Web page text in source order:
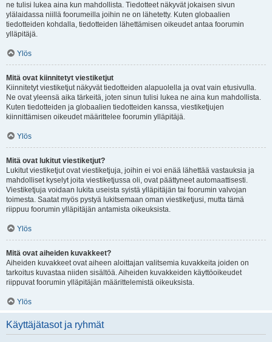
ne tulisi lukea aina kun mahdollista. Tiedotteet näkyvät jokaisen sivun
ylälaidassa niillä foorumeilla joihin ne on lähetetty. Kuten globaalien
tiedotteiden kohdalla, tiedotteiden lähettämisen oikeudet antaa foorumin
ylläpitäjä.
Ylös
Mitä ovat kiinnitetyt viestiketjut
Kiinnitetyt viestiketjut näkyvät tiedotteiden alapuolella ja ovat vain etusivulla.
Ne ovat yleensä aika tärkeitä, joten sinun tulisi lukea ne aina kun mahdollista.
Kuten tiedotteiden ja globaalien tiedotteiden kanssa, viestiketjujen
kiinnittämisen oikeudet määrittelee foorumin ylläpitäjä.
Ylös
Mitä ovat lukitut viestiketjut?
Lukitut viestiketjut ovat viestiketjuja, joihin ei voi enää lähettää vastauksia ja
mahdolliset kyselyt joita viestiketjussa oli, ovat päättyneet automaattisesti.
Viestiketjuja voidaan lukita useista syistä ylläpitäjän tai foorumin valvojan
toimesta. Saatat myös pystyä lukitsemaan oman viestiketjusi, mutta tämä
riippuu foorumin ylläpitäjän antamista oikeuksista.
Ylös
Mitä ovat aiheiden kuvakkeet?
Aiheiden kuvakkeet ovat aiheen aloittajan valitsemia kuvakkeita joiden on
tarkoitus kuvastaa niiden sisältöä. Aiheiden kuvakkeiden käyttöoikeudet
riippuvat foorumin ylläpitäjän määrittelemistä oikeuksista.
Ylös
Käyttäjätasot ja ryhmät